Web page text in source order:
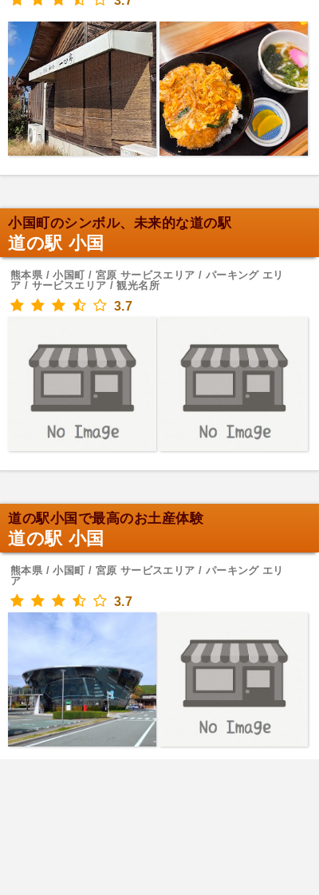
小国町のシンボル、未来的な道の駅
道の駅 小国
熊本県 / 小国町 / 宮原 サービスエリア / パーキング エリ
ア / サービスエリア / 観光名所
3.7
道の駅小国で最高のお土産体験
道の駅 小国
熊本県 / 小国町 / 宮原 サービスエリア / パーキング エリ
ア
3.7